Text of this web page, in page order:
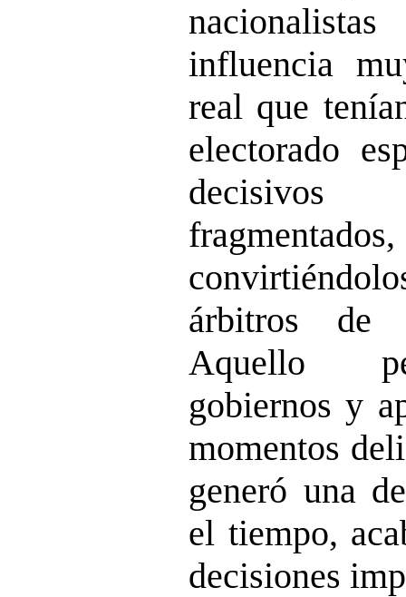
influencia
real que
electorado
decisivos
árbitros de
Aquello
gobiernos y
momentos
generó una
el tiempo,
decisiones